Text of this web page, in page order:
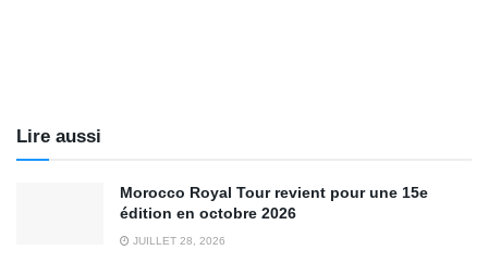
Lire aussi
Morocco Royal Tour revient pour une 15e
édition en octobre 2026
JUILLET 28, 2026